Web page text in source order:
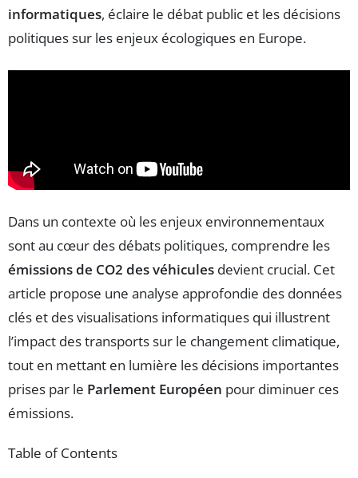
informatiques, éclaire le débat public et les décisions
politiques sur les enjeux écologiques en Europe.
Dans un contexte où les enjeux environnementaux
sont au cœur des débats politiques, comprendre les
émissions de CO2 des véhicules devient crucial. Cet
article propose une analyse approfondie des données
clés et des visualisations informatiques qui illustrent
l’impact des transports sur le changement climatique,
tout en mettant en lumière les décisions importantes
prises par le Parlement Européen pour diminuer ces
émissions.
Table of Contents